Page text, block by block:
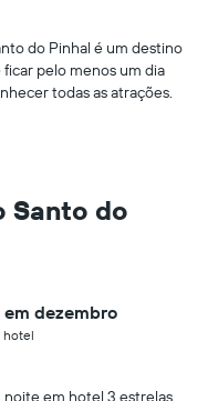
do Pinhal é um destino
pelo menos um dia
todas as atrações.
Santo do
dezembro
hotel
noite em hotel 3 estrelas